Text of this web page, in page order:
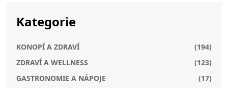
Kategorie
KONOPÍ A ZDRAVÍ
(194)
ZDRAVÍ A WELLNESS
(123)
GASTRONOMIE A NÁPOJE
(17)